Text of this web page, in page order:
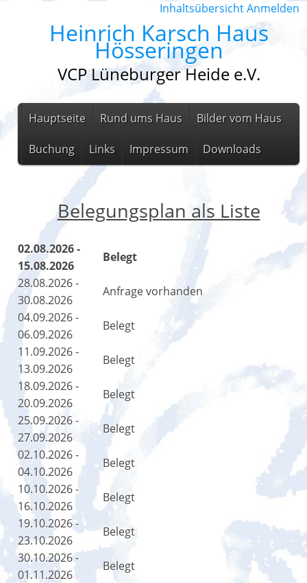
InhaltsübersichtAnmelden
Heinrich Karsch Haus
Hösseringen
VCP Lüneburger Heide e.V.
Hauptseite Rund ums Haus Bilder vom Haus
Buchung Links Impressum Downloads
Belegungsplan als Liste
02.08.2026 -
15.08.2026
Belegt
28.08.2026 -
30.08.2026
Anfrage vorhanden
04.09.2026 -
06.09.2026
Belegt
11.09.2026 -
13.09.2026
Belegt
18.09.2026 -
20.09.2026
Belegt
25.09.2026 -
27.09.2026
Belegt
02.10.2026 -
04.10.2026
Belegt
10.10.2026 -
16.10.2026
Belegt
19.10.2026 -
23.10.2026
Belegt
30.10.2026 -
01.11.2026
Belegt